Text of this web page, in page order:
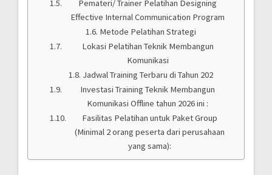
Pemateri/ Trainer Pelatihan Designing
Effective Internal Communication Program
Metode Pelatihan Strategi
Lokasi Pelatihan Teknik Membangun
Komunikasi
Jadwal Training Terbaru di Tahun 202
Investasi Training Teknik Membangun
Komunikasi Offline tahun 2026 ini :
Fasilitas Pelatihan untuk Paket Group
(Minimal 2 orang peserta dari perusahaan
yang sama):